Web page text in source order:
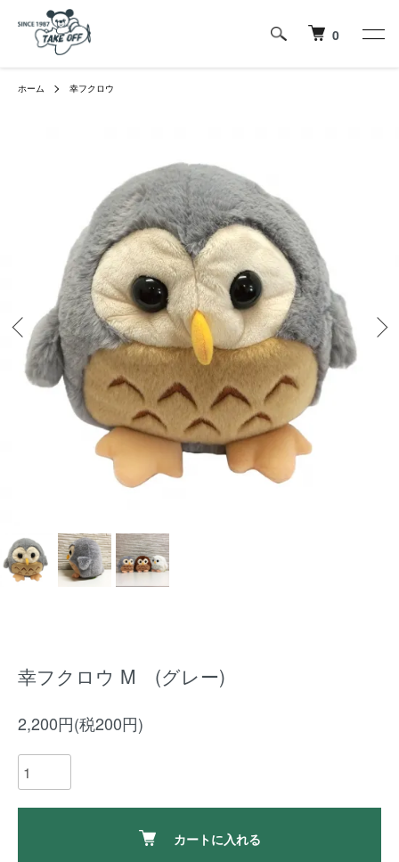
0
ホーム 幸フクロウ
幸フクロウ M (グレー)
2,200円(税200円)
カートに入れる